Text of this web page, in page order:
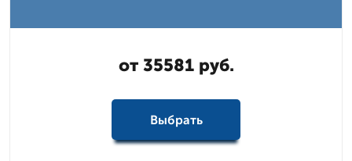
от 35581 руб.
Выбрать